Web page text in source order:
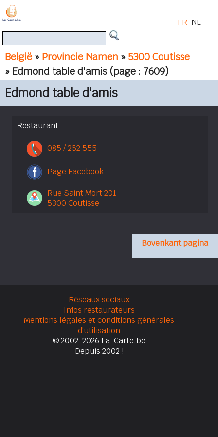
België » Provincie Namen » 5300 Coutisse
» Edmond table d'amis (page : 7609)
FR NL
Edmond table d'amis
Restaurant
085 / 252 555
Page Facebook
Rue Saint Mort 201
5300 Coutisse
Bovenkant pagina
Réseaux sociaux
Infos restaurateurs
Mentions légales et conditions générales
d'utilisation
© 2002-2026 La-Carte.be
Depuis 2002 !